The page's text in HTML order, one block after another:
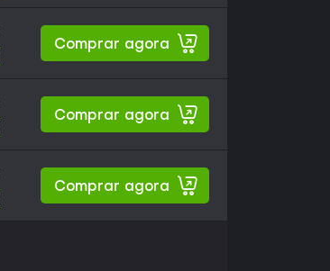
Comprar agora
Comprar agora
Comprar agora